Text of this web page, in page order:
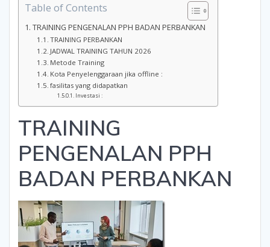
Table of Contents
TRAINING PENGENALAN PPH BADAN PERBANKAN
TRAINING PERBANKAN
JADWAL TRAINING TAHUN 2026
Metode Training
Kota Penyelenggaraan jika offline :
fasilitas yang didapatkan
Investasi :
TRAINING
PENGENALAN PPH
BADAN PERBANKAN